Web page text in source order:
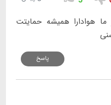
هوادارا همیشه حمایتت
پاسخ